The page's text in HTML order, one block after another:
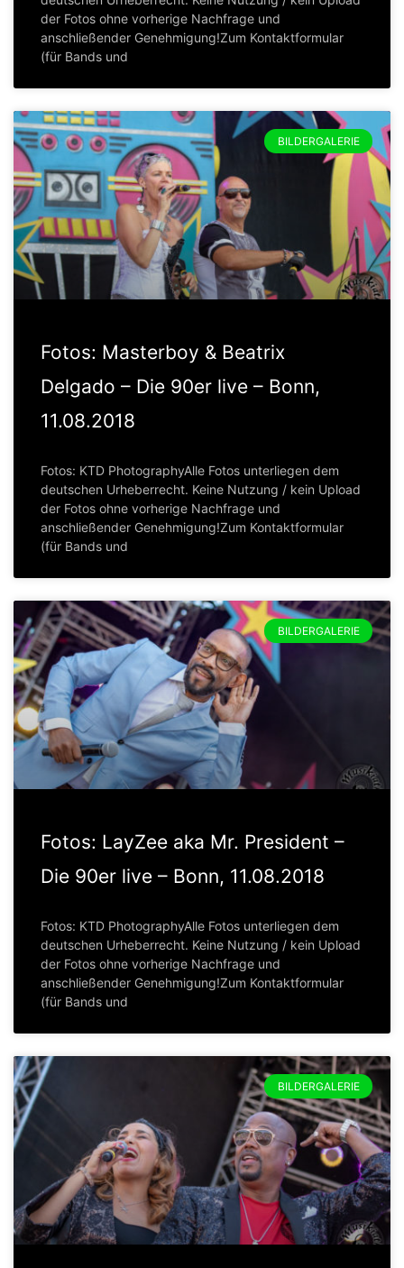
der Fotos ohne vorherige Nachfrage und
anschließender Genehmigung!Zum Kontaktformular
(für Bands und
BILDERGALERIE
Fotos: Masterboy & Beatrix
Delgado – Die 90er live – Bonn,
11.08.2018
Fotos: KTD PhotographyAlle Fotos unterliegen dem
deutschen Urheberrecht. Keine Nutzung / kein Upload
der Fotos ohne vorherige Nachfrage und
anschließender Genehmigung!Zum Kontaktformular
(für Bands und
BILDERGALERIE
Fotos: LayZee aka Mr. President –
Die 90er live – Bonn, 11.08.2018
Fotos: KTD PhotographyAlle Fotos unterliegen dem
deutschen Urheberrecht. Keine Nutzung / kein Upload
der Fotos ohne vorherige Nachfrage und
anschließender Genehmigung!Zum Kontaktformular
(für Bands und
BILDERGALERIE